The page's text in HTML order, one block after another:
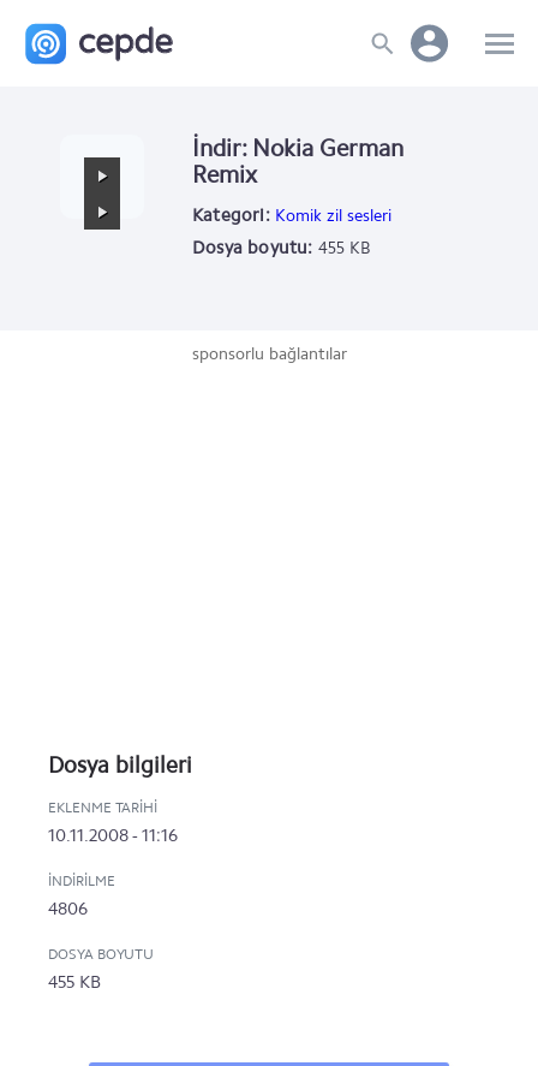
İndir: Nokia German
Remix
Kategori: Komik zil sesleri
Dosya boyutu: 455 KB
sponsorlu bağlantılar
Dosya bilgileri
EKLENME TARIHI
10.11.2008 - 11:16
İNDIRILME
4806
DOSYA BOYUTU
455 KB